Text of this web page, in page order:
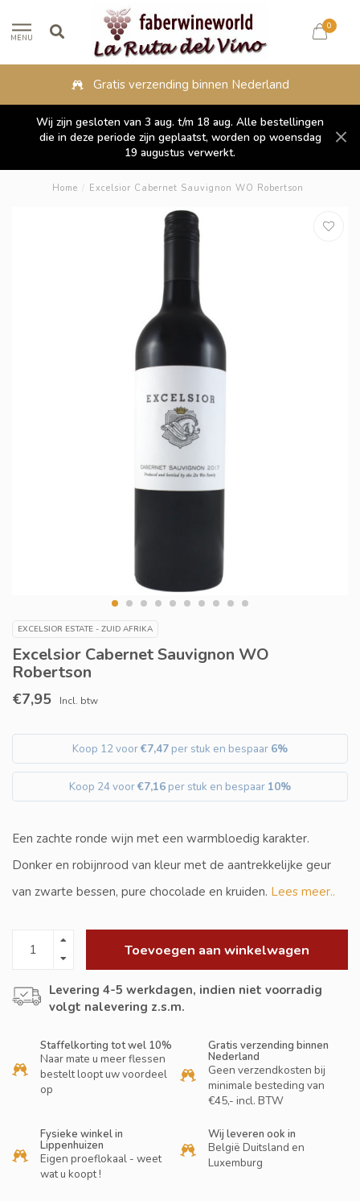
MENU
0
Gratis verzending binnen Nederland
Wij zijn gesloten van 3 aug. t/m 18 aug. Alle bestellingen
die in deze periode zijn geplaatst, worden op woensdag
19 augustus verwerkt.
Home / Excelsior Cabernet Sauvignon WO Robertson
EXCELSIOR ESTATE - ZUID AFRIKA
Excelsior Cabernet Sauvignon WO
Robertson
€7,95 Incl. btw
Koop 12 voor€7,47 per stuk en bespaar 6%
Koop 24 voor€7,16 per stuk en bespaar 10%
Een zachte ronde wijn met een warmbloedig karakter.
Donker en robijnrood van kleur met de aantrekkelijke geur
van zwarte bessen, pure chocolade en kruiden. Lees meer..
Toevoegen aan winkelwagen
Levering 4-5 werkdagen, indien niet voorradig
volgt nalevering z.s.m.
Staffelkorting tot wel 10%
Naar mate u meer flessen
bestelt loopt uw voordeel
op
Gratis verzending binnen
Nederland
Geen verzendkosten bij
minimale besteding van
€45,- incl. BTW
Fysieke winkel in
Lippenhuizen
Eigen proeflokaal - weet
wat u koopt !
Wij leveren ook in
België Duitsland en
Luxemburg